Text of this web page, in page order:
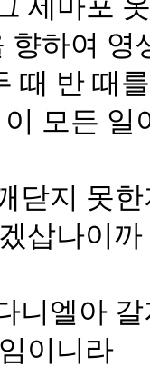
세마포
향하여
때 반 때
모든 일
닫지 못
삽나이까
니엘아
이니라